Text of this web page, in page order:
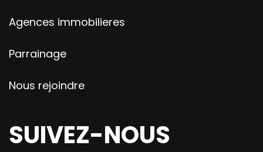
Agences immobilieres
Parrainage
Nous rejoindre
SUIVEZ-NOUS